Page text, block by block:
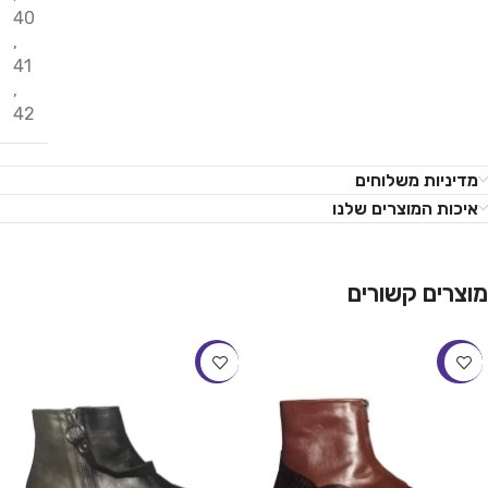
40
,
41
,
42
מדיניות משלוחים
איכות המוצרים שלנו
מוצרים קשורים
-23%
-21%